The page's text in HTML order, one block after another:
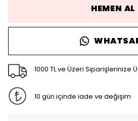
HEMEN AL
1000 TL ve Üzeri Siparişlerinize
10 gün içinde iade ve değişim